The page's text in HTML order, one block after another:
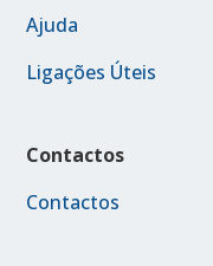
Ajuda
Ligações Úteis
Contactos
Contactos